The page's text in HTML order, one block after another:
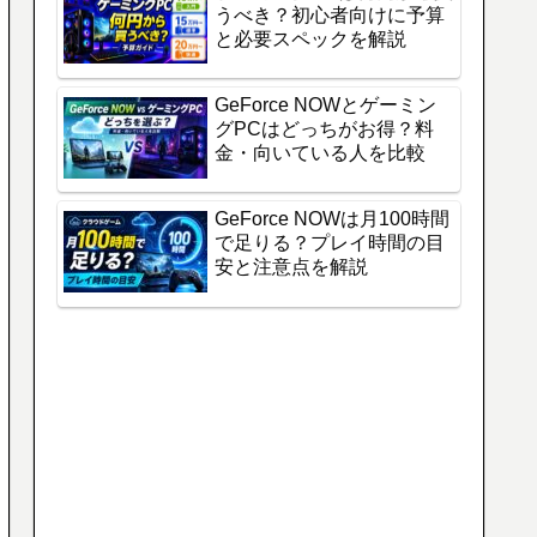
うべき？初心者向けに予算
と必要スペックを解説
GeForce NOWとゲーミン
グPCはどっちがお得？料
金・向いている人を比較
GeForce NOWは月100時間
で足りる？プレイ時間の目
安と注意点を解説